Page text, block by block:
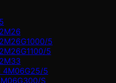
5
5
4M06G25/5
S